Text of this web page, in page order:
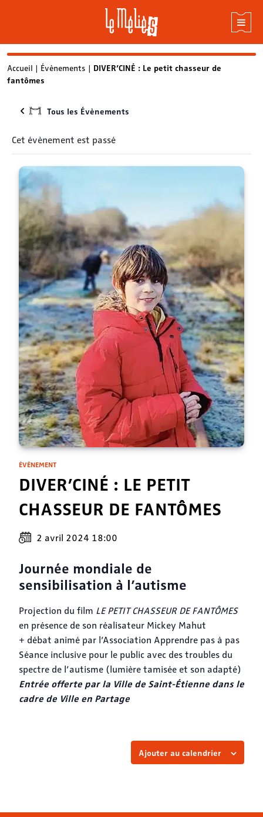
Skip
to
Accueil | Évènements | DIVER’CINÉ : Le petit chasseur de
fantômes
Tous les Évènements
Cet évènement est passé
ÉVÈNEMENT
DIVER’CINÉ : LE PETIT
CHASSEUR DE FANTÔMES
2 avril 2024 18:00
Journée mondiale de
sensibilisation à l’autisme
Projection du film LE PETIT CHASSEUR DE FANTÔMES
en présence de son réalisateur Mickey Mahut
+ débat animé par l’Association Apprendre pas à pas
Séance inclusive pour le public avec des troubles du
spectre de l’autisme (lumière tamisée et son adapté)
Entrée offerte par la Ville de Saint-Étienne dans le
cadre de Ville en Partage
Ajouter au calendrier